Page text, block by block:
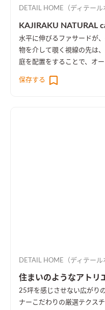
DETAIL HOME（ディテール
KAJIRAKU NATURAL
水平に伸びるファサードが
物を介して覗く視線の先は
庭を配置をすることで、オ
保存する
DETAIL HOME（ディテール
住まいのようなアトリ
25坪を感じさせない広がり
ナーこだわりの厳選テクス